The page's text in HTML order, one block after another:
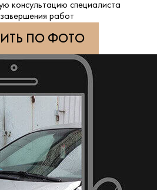
консультацию специалиста
работ
ПО ФОТО